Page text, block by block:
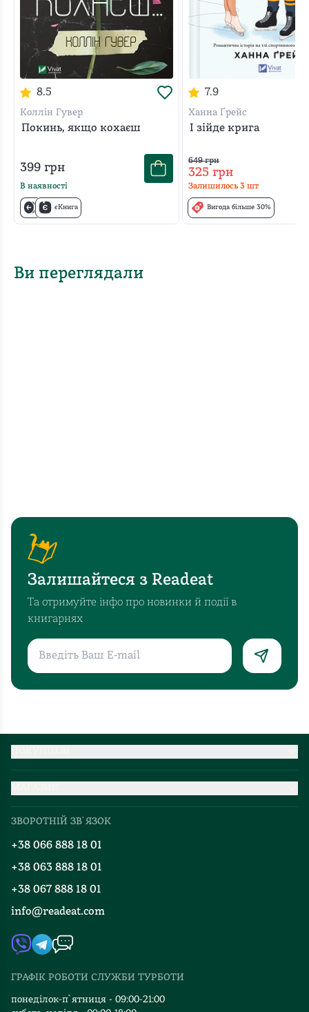
8.5
Коллін Гувер
Покинь, якщо кохаєш
399 грн
В наявності
єКнига
7.9
Ханна Ґрейс
І зійде крига
649грн
325грн
Залишилось 3шт
Вигода більше 30%
Ви переглядали
Залишайтеся з Readeat
Та отримуйте інфо про новинки й події в
книгарнях
Добірки
Блог
Події
Книгарні
Контакти
Автори
Видавництва
Відгуки та оцінка RDT
ЗВОРОТНІЙ ЗВ`ЯЗОК
+38 066 888 18 01
+38 063 888 18 01
+38 067 888 18 01
info@readeat.com
ГРАФІК РОБОТИ СЛУЖБИ ТУРБОТИ
понеділок-п`ятниця - 09:00-21:00